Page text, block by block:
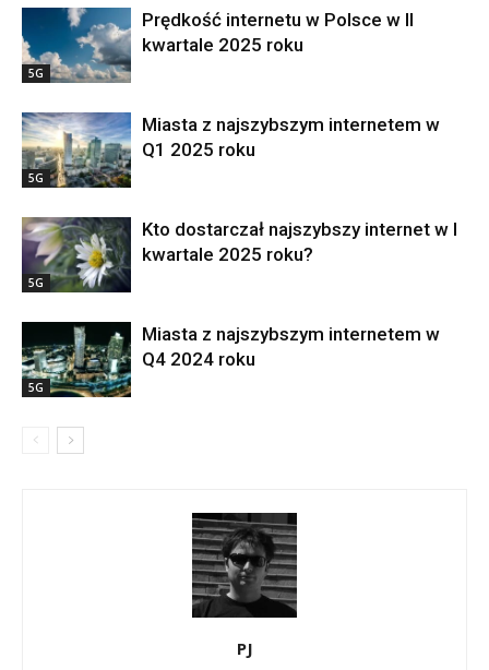
5G
Prędkość internetu w Polsce w II
kwartale 2025 roku
5G
Miasta z najszybszym internetem w
Q1 2025 roku
5G
Kto dostarczał najszybszy internet w I
kwartale 2025 roku?
5G
Miasta z najszybszym internetem w
Q4 2024 roku
PJ